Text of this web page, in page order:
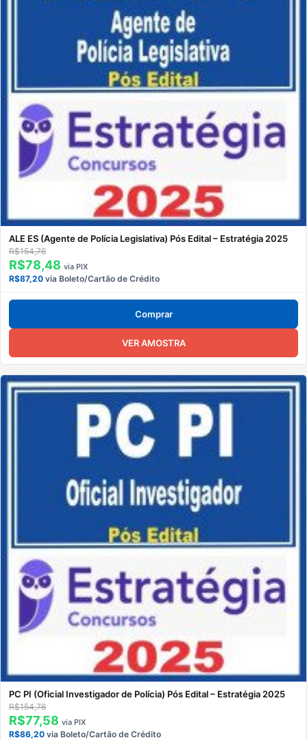
ALE ES (Agente de Polícia Legislativa) Pós Edital – Estratégia 2025
R$154,76
R$78,48 via PIX
R$87,20 via Boleto/Cartão de Crédito
Comprar
VER AMOSTRA
PC PI (Oficial Investigador de Polícia) Pós Edital – Estratégia 2025
R$154,76
R$77,58 via PIX
R$86,20 via Boleto/Cartão de Crédito